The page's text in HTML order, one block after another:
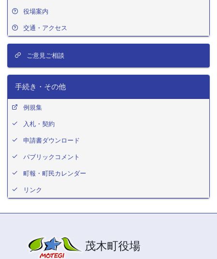
役場案内
交通・アクセス
ご意見ご相談
手続き・その他
例規集
入札・契約
申請書ダウンロード
パブリックコメント
町報・町民カレンダー
リンク
茂木町役場